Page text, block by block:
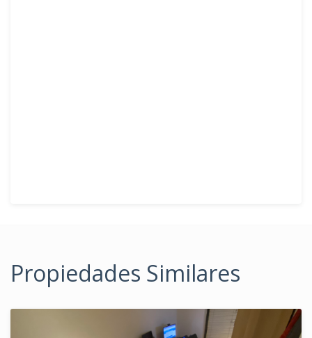
Propiedades Similares